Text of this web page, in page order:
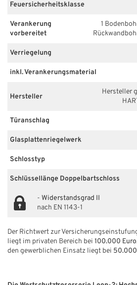
Feuersicherheitsklasse
Verankerung
vorbereitet
1
Verriegelung
inkl. Verankerungsmaterial
Hersteller
Hersteller
Türanschlag
Glasplattenriegelwerk
Schlosstyp
Schlüssellänge Doppelbartschloss
- Widerstandsgrad II
nach EN 1143-1
Der Richtwert zur
liegt im privaten Bereich bei 100.000 Euro
den gewerblichen Einsatz liegt bei